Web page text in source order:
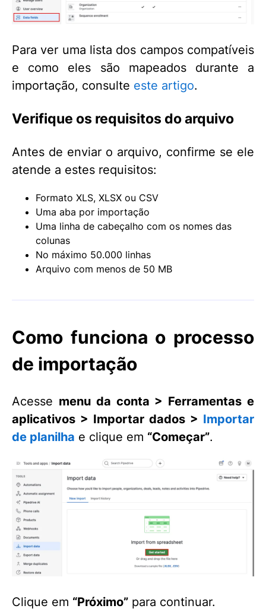
Para ver uma lista dos campos compatíveis
e como eles são mapeados durante a
importação, consulte este artigo.
Verifique os requisitos do arquivo
Antes de enviar o arquivo, confirme se ele
atende a estes requisitos:
Formato XLS, XLSX ou CSV
Uma aba por importação
Uma linha de cabeçalho com os nomes das
colunas
No máximo 50.000 linhas
Arquivo com menos de 50 MB
Como funciona o processo
de importação
Acesse menu da conta > Ferramentas e
aplicativos > Importar dados > Importar
de planilha e clique em “Começar”.
Clique em “Próximo” para continuar.